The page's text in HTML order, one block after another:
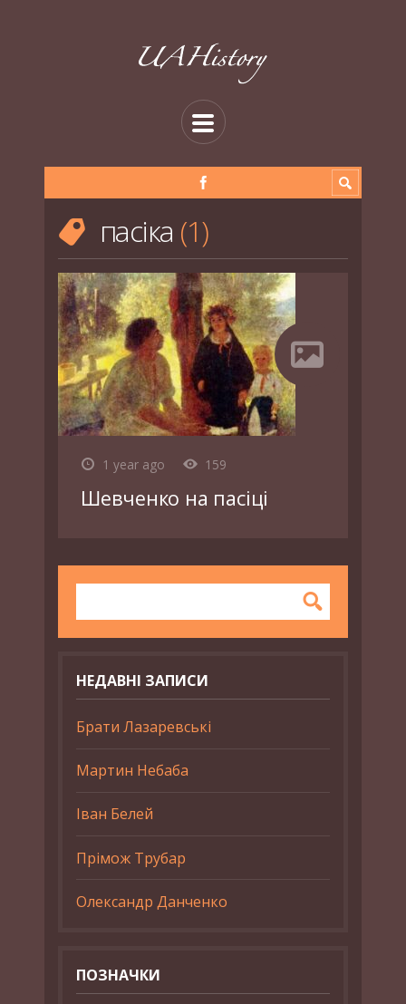
пасіка 1
1 year ago 159
Шевченко на пасіці
НЕДАВНІ ЗАПИСИ
Брати Лазаревські
Мартин Небаба
Іван Белей
Прімож Трубар
Олександр Данченко
ПОЗНАЧКИ